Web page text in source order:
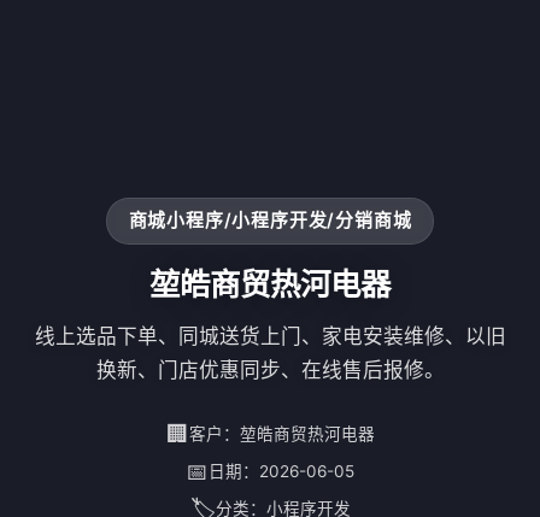
商城小程序/小程序开发/分销商城
堃皓商贸热河电器
线上选品下单、同城送货上门、家电安装维修、以旧
换新、门店优惠同步、在线售后报修。
🏢 客户： 堃皓商贸热河电器
📅 日期： 2026-06-05
🏷️分类： 小程序开发